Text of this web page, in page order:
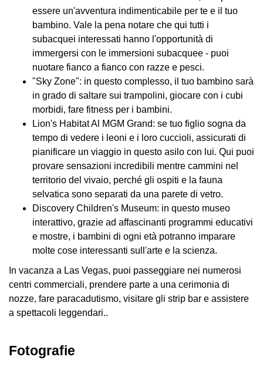
essere un'avventura indimenticabile per te e il tuo
bambino. Vale la pena notare che qui tutti i
subacquei interessati hanno l'opportunità di
immergersi con le immersioni subacquee - puoi
nuotare fianco a fianco con razze e pesci.
"Sky Zone": in questo complesso, il tuo bambino sarà
in grado di saltare sui trampolini, giocare con i cubi
morbidi, fare fitness per i bambini.
Lion's Habitat Al MGM Grand: se tuo figlio sogna da
tempo di vedere i leoni e i loro cuccioli, assicurati di
pianificare un viaggio in questo asilo con lui. Qui puoi
provare sensazioni incredibili mentre cammini nel
territorio del vivaio, perché gli ospiti e la fauna
selvatica sono separati da una parete di vetro.
Discovery Children's Museum: in questo museo
interattivo, grazie ad affascinanti programmi educativi
e mostre, i bambini di ogni età potranno imparare
molte cose interessanti sull'arte e la scienza.
In vacanza a Las Vegas, puoi passeggiare nei numerosi
centri commerciali, prendere parte a una cerimonia di
nozze, fare paracadutismo, visitare gli strip bar e assistere
a spettacoli leggendari..
Fotografie